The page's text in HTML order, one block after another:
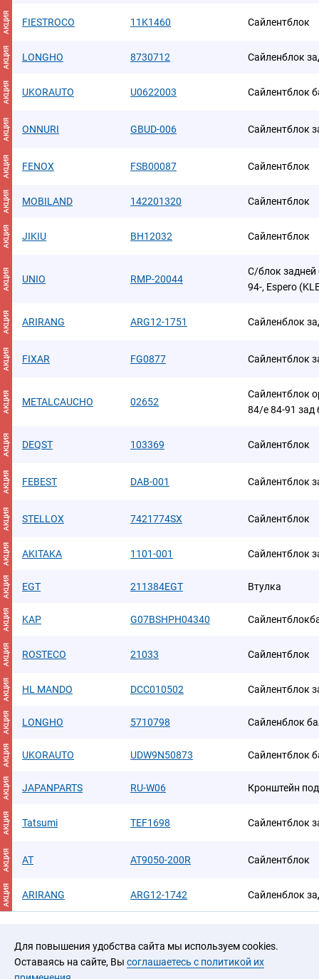
Для повышения удобства сайта мы используем cookies.
Оставаясь на сайте, Вы соглашаетесь с политикой их
АКЦИЯ FIESTROCO 11K1460 Сайлентблок
АКЦИЯ LONGHO 8730712 Сайленблок
АКЦИЯ UKORAUTO U0622003 Сайлентблок
АКЦИЯ ONNURI GBUD-006 Сайлентблок
АКЦИЯ FENOX FSB00087 Сайлентблок
АКЦИЯ MOBILAND 142201320 Сайлентблок
АКЦИЯ JIKIU BH12032 Сайлентблок
АКЦИЯ UNIO RMP-20044
С/блок задней
94-, Espero
АКЦИЯ ARIRANG ARG12-1751 Сайленблок
АКЦИЯ FIXAR FG0877 Сайлентблок
АКЦИЯ METALCAUCHO 02652
Сайлентблок
84/e 84-91 зад
АКЦИЯ DEQST 103369 Сайлентблок
АКЦИЯ FEBEST DAB-001 Сайлентблок
АКЦИЯ STELLOX 7421774SX Сайлентблок
АКЦИЯ AKITAKA 1101-001 Сайлентблок
АКЦИЯ EGT 211384EGT Втулка
АКЦИЯ KAP G07BSHPH04340
АКЦИЯ ROSTECO 21033 Сайлентблок
АКЦИЯ HL MANDO DCC010502 Сайлентблок
АКЦИЯ LONGHO 5710798 Сайленблок
АКЦИЯ UKORAUTO UDW9N50873 Сайлентблок
АКЦИЯ JAPANPARTS RU-W06 Кронштейн
АКЦИЯ Tatsumi TEF1698 Сайлентблок
АКЦИЯ AT AT9050-200R Сайлентблок
АКЦИЯ ARIRANG ARG12-1742 Сайленблок